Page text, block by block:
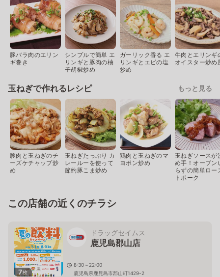
豚バラ肉のエリン
ギ巻き
シンプルで簡単 エ
リンギと豚肉の柚
子胡椒炒め
ガーリック香る エ
リンギとエビの塩
炒め
牛肉とエリンギ
オイスター炒め
玉ねぎで作れるレシピ もっと見る
豚肉と玉ねぎのチ
ーズケチャップ炒
め
玉ねぎたっぷり カ
レールーを使って
節約豚こま炒め
鶏肉と玉ねぎのマ
ヨポン炒め
玉ねぎソースが
め手！オーブン
らずの簡単ロー
トポーク
この店舗の近くのチラシ
7枚
ドラッグセイムス
鹿児島郡山店
8:30～22:00
鹿児島県鹿児島市郡山町1429-2